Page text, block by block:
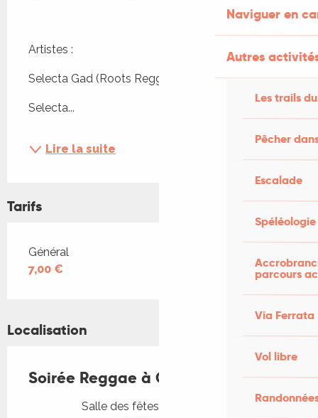
Naviguer en
Autres
Les trails
Pêcher
Escalade
Spéléologie
parcours
Via Ferrata
Vol libre
Artistes :
Selecta Gad (Roots Reggae, Early Dancehall
Selecta...
Lire la suite
Tarifs
Tarifs 2026
Général
7,00 €
Localisation
Soirée Reggae à Cornac
Salle des fêtes, 46130 Cornac